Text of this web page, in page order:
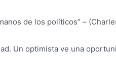
de los políticos” –
Un optimista ve una